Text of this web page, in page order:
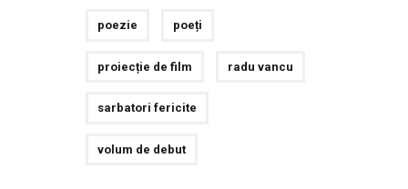
poezie poeți
proiecție de film radu vancu
sarbatori fericite
volum de debut